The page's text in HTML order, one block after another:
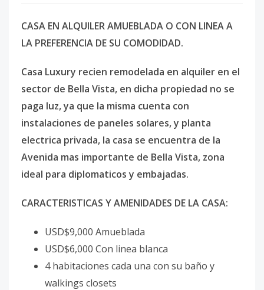
CASA EN ALQUILER AMUEBLADA O CON LINEA A
LA PREFERENCIA DE SU COMODIDAD.
Casa Luxury recien remodelada en alquiler en el
sector de Bella Vista, en dicha propiedad no se
paga luz, ya que la misma cuenta con
instalaciones de paneles solares, y planta
electrica privada, la casa se encuentra de la
Avenida mas importante de Bella Vista, zona
ideal para diplomaticos y embajadas.
CARACTERISTICAS Y AMENIDADES DE LA CASA:
USD$9,000 Amueblada
USD$6,000 Con linea blanca
4 habitaciones cada una con su baño y
walkings closets